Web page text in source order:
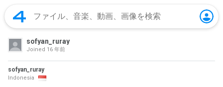
sofyan_ruray
Joined 16 年前
sofyan_ruray
Indonesia